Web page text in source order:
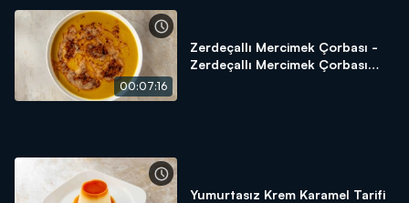
için tek yapmanız gereken "Arda'nın Ramazan Mutfağı"nı
izlemek!
00:07:16
Zerdeçallı Mercimek Çorbası -
Zerdeçallı Mercimek Çorbası
Yumurtasız Krem Karamel Tarifi